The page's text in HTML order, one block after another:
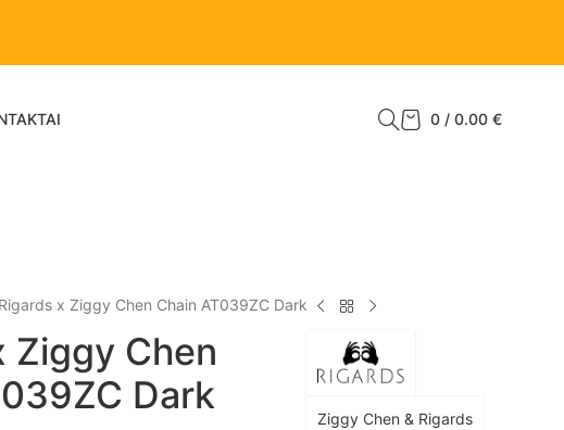
0 / 0.00 €
Rigards x Ziggy Chen Chain AT039ZC Dark
Ziggy Chen
Dark
Ziggy Chen & Rigards